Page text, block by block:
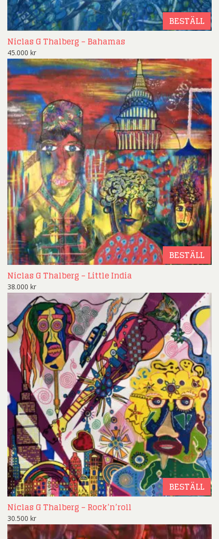
BESTÄLL
Niclas G Thalberg – Bahamas
45.000 kr
BESTÄLL
Niclas G Thalberg – Little India
38.000 kr
BESTÄLL
Niclas G Thalberg – Rock’n’roll
30.500 kr